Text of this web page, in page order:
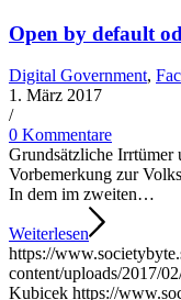
Open by default
Digital Government,
1. März 2017
/
0 Kommentare
Grundsätzliche Irrtümer
Vorbemerkung zur
In dem im zweiten…
Weiterlesen
https://
content/uploads/2017/
Kubicek https://